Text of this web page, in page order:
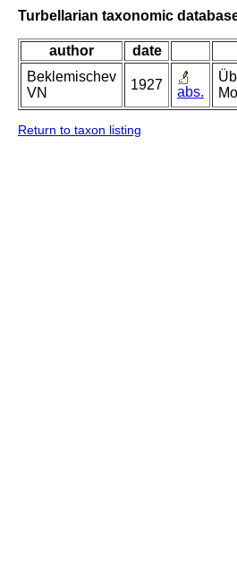
Turbellarian taxonomic
author
date
Beklemischev
VN
1927 abs.
Return to taxon listing